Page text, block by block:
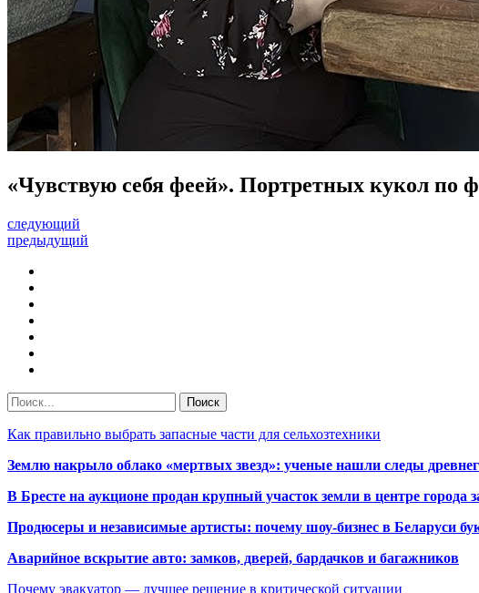
«Чувствую себя феей». Портретных кукол
следующий
предыдущий
Как правильно выбрать запасные части для сельхозтехники
Землю накрыло облако «мертвых звезд»: ученые нашли следы
В Бресте на аукционе продан крупный участок земли в центре города
Продюсеры и независимые артисты: почему шоу-бизнес в Беларуси
Аварийное вскрытие авто: замков, дверей, бардачков и багажников
Почему эвакуатор — лучшее решение в критической ситуации